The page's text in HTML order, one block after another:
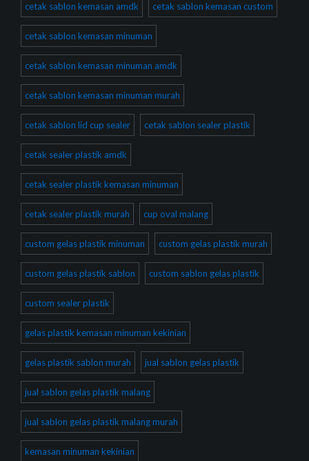
cetak sablon kemasan amdk cetak sablon kemasan custom
cetak sablon kemasan minuman
cetak sablon kemasan minuman amdk
cetak sablon kemasan minuman murah
cetak sablon lid cup sealer cetak sablon sealer plastik
cetak sealer plastik amdk
cetak sealer plastik kemasan minuman
cetak sealer plastik murah cup oval malang
custom gelas plastik minuman custom gelas plastik murah
custom gelas plastik sablon custom sablon gelas plastik
custom sealer plastik
gelas plastik kemasan minuman kekinian
gelas plastik sablon murah jual sablon gelas plastik
jual sablon gelas plastik malang
jual sablon gelas plastik malang murah
kemasan minuman kekinian